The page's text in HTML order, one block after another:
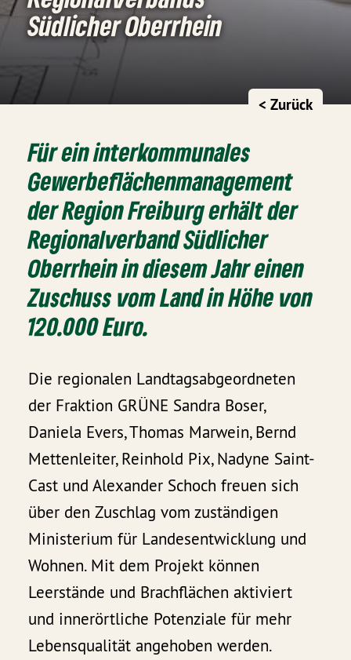
Südlicher Oberrhein
< Zurück
Für ein interkommunales
Gewerbeflächenmanagement
der Region Freiburg erhält der
Regionalverband Südlicher
Oberrhein in diesem Jahr einen
Zuschuss vom Land in Höhe von
120.000 Euro.
Die regionalen Landtagsabgeordneten
der Fraktion GRÜNE Sandra Boser,
Daniela Evers, Thomas Marwein, Bernd
Mettenleiter, Reinhold Pix, Nadyne Saint-
Cast und Alexander Schoch freuen sich
über den Zuschlag vom zuständigen
Ministerium für Landesentwicklung und
Wohnen. Mit dem Projekt können
Leerstände und Brachflächen aktiviert
und innerörtliche Potenziale für mehr
Lebensqualität angehoben werden.